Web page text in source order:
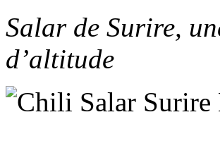
Salar de Surire,
d’altitude